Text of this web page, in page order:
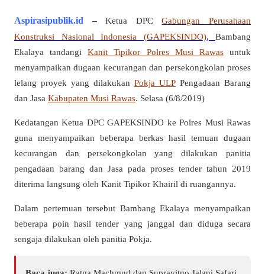
Aspirasipublik.id –Ketua DPCGabungan Perusahaan
Konstruksi Nasional Indonesia (GAPEKSINDO), Bambang
Ekalaya tandangiKanit Tipikor Polres Musi Rawasuntuk
menyampaikan dugaan kecurangan dan persekongkolan proses
lelang proyek yang dilakukan Pokja ULP Pengadaan Barang
dan Jasa Kabupaten Musi Rawas. Selasa (6/8/2019)
Kedatangan Ketua DPC GAPEKSINDO ke Polres Musi Rawas
guna menyampaikan beberapa berkas hasil temuan dugaan
kecurangan dan persekongkolan yang dilakukan panitia
pengadaan barang dan Jasa pada proses tender tahun 2019
diterima langsung oleh Kanit Tipikor Khairil di ruangannya.
Dalam pertemuan tersebut Bambang Ekalaya menyampaikan
beberapa poin hasil tender yang janggal dan diduga secara
sengaja dilakukan oleh panitia Pokja.